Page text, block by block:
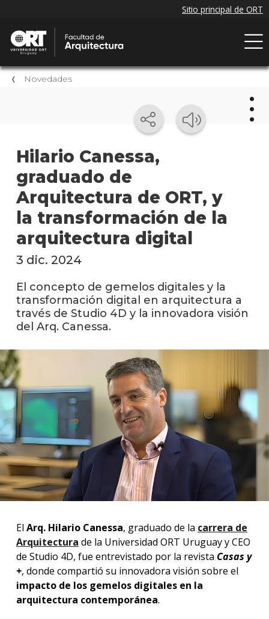
Novedades
Hilario Canessa,
graduado de
Arquitectura de ORT, y
la transformación de la
arquitectura digital
Blog
de
en
los
3 dic. 2024
El concepto de gemelos digitales y la
transformación digital en arquitectura a
través de Studio 4D y la innovadora visión
del Arq. Canessa.
El Arq. Hilario Canessa, graduado de la carrera de
Arquitectura de la Universidad ORT Uruguay y CEO
de Studio 4D, fue entrevistado por la revista Casas y
+, donde compartió su innovadora visión sobre el
impacto de los gemelos digitales en la
arquitectura contemporánea.